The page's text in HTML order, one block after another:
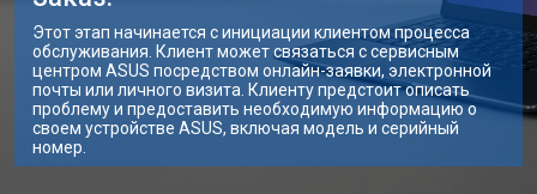
Заказать
Замена оперативной памяти от 1100 ₽ Заказать
Прошивка BIOS ноутбука Asus от 1500 ₽ Заказать
Замена северного моста
Этот этап начинается с инициации клиентом процесса
обслуживания. Клиент может связаться с сервисным
центром ASUS посредством онлайн-заявки, электронной
почты или личного визита. Клиенту предстоит описать
проблему и предоставить необходимую информацию о
своем устройстве ASUS, включая модель и серийный
номер.